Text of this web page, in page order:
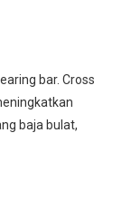
bar. Cross
baja bulat,